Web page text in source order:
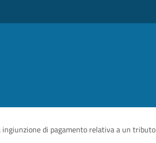
di pagamento relativa a un tributo